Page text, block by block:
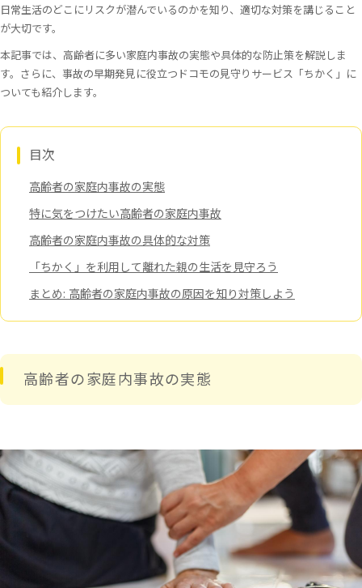
日常生活のどこにリスクが潜んでいるのかを知り、適切な対策を講じること
が大切です。
本記事では、高齢者に多い家庭内事故の実態や具体的な防止策を解説しま
す。さらに、事故の早期発見に役立つドコモの見守りサービス「ちかく」に
ついても紹介します。
目次
高齢者の家庭内事故の実態
特に気をつけたい高齢者の家庭内事故
高齢者の家庭内事故の具体的な対策
「ちかく」を利用して離れた親の生活を見守ろう
まとめ: 高齢者の家庭内事故の原因を知り対策しよう
高齢者の家庭内事故の実態